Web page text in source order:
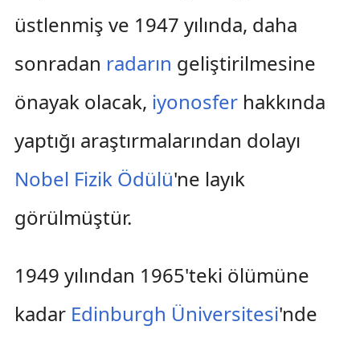
üstlenmiş ve 1947 yılında, daha
sonradan radarın geliştirilmesine
önayak olacak, iyonosferhakkında
yaptığı araştırmalarından dolayı
Nobel Fizik Ödülü'ne layık
görülmüştür.
1949 yılından 1965'teki ölümüne
kadar Edinburgh Üniversitesi'nde